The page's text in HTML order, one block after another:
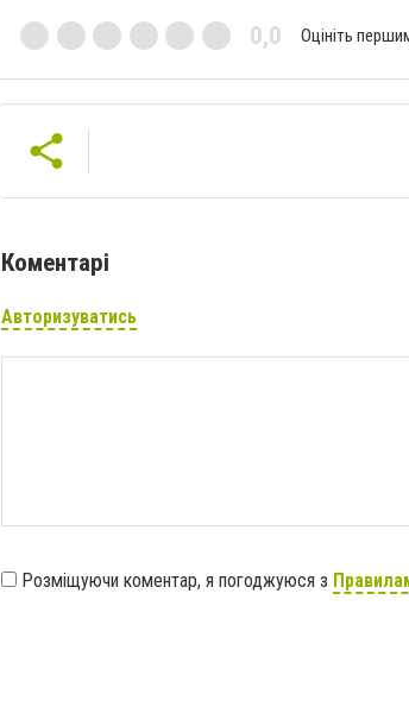
0,0 Оцініть
Коментарі
Авторизуватись
Розміщуючи коментар, я погоджуюся з